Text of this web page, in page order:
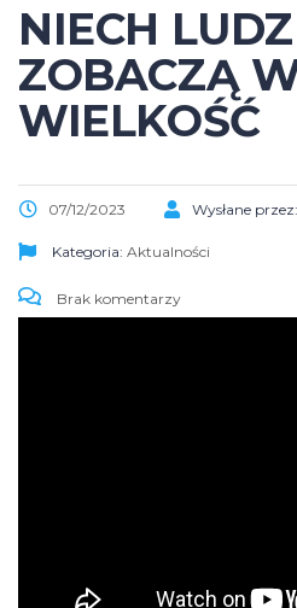
NIECH
ZOBACZĄ
WIELKOŚĆ
07/12/2023 Wysłane przez:
Kategoria: Aktualności
Brak komentarzy